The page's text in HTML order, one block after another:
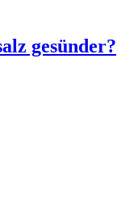
gesünder?